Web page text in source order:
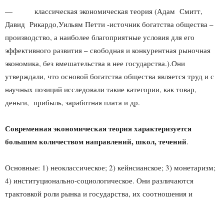
— классическая экономическая теория (Адам Смитт,
Давид Рикардо,Уильям Петти -источник богатства общества –
производство, а наиболее благоприятные условия для его
эффективного развития – свободная и конкурентная рыночная
экономика, без вмешательства в нее государства.).Они
утверждали, что основой богатства общества является труд и с
научных позиций исследовали такие категории, как товар,
деньги, прибыль, заработная плата и др.
Современная экономическая теория характеризуется
большим количеством направлений, школ, течений.
Основные: 1) неоклассическое; 2) кейнсианское; 3) монетаризм;
4) институционально-социологическое. Они различаются
трактовкой роли рынка и государства, их соотношения и